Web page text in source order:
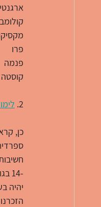
פרו
פנמה
2.
כן,
-
הזכרנו גם ש 10% מהשפה